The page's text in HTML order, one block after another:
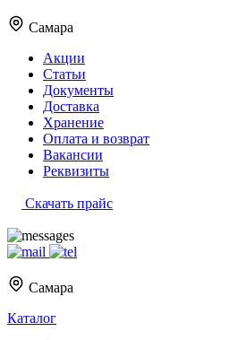
Самара
Акции
Статьи
Документы
Доставка
Хранение
Оплата и возврат
Вакансии
Реквизиты
Скачать прайс
Самара
Каталог